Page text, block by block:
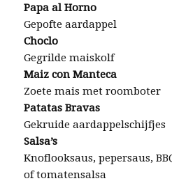
Papa al Horno
Gepofte aardappel
Choclo
Gegrilde maiskolf
Maiz con Manteca
Zoete mais met roomboter
Patatas Bravas
Gekruide aardappelschijfjes
Salsa’s
Knoflooksaus, pepersaus,
of tomatensalsa